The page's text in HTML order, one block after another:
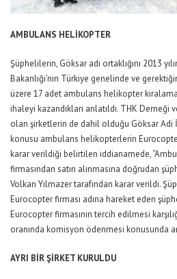
AMBULANS HELİKOPTER
Şüphelilerin, Göksar adi ortaklığını 2013
Bakanlığı’nın Türkiye genelinde ve
üzere 17 adet ambulans helikopter
ihaleyi kazandıkları anlatıldı. THK Derneği
olan şirketlerin de dahil olduğu Göksar Adi
konusu ambulans helikopterlerin
karar verildiği belirtilen iddianamede,
firmasından satın alınmasına doğrudan
Volkan Yılmazer tarafından karar verildi.
Eurocopter firması adına hareket eden
Eurocopter firmasının tercih edilmesi
oranında komisyon ödenmesi konusunda
AYRI BİR ŞİRKET KURULDU